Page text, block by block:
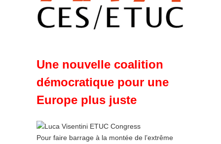
Une nouvelle coalition
démocratique pour une
Europe plus juste
Pour faire barrage à la montée de l’extrême